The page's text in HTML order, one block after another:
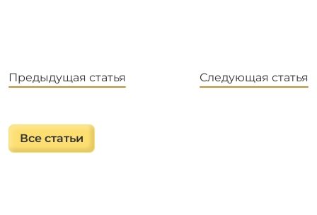
Предыдущая статья Следующая статья
Все статьи